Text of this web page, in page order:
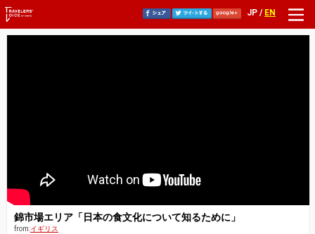
JP / EN
錦市場エリア「日本の食文化について知るために」
from:イギリス